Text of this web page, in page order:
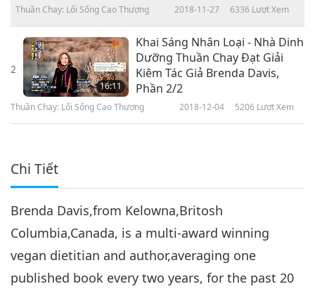
Thuần Chay: Lối Sống Cao Thượng 2018-11-27 6336 Lượt Xem
2
16:11
Khai Sáng Nhân Loại - Nhà Dinh
Dưỡng Thuần Chay Đạt Giải
Kiêm Tác Giả Brenda Davis,
Phần 2/2
Thuần Chay: Lối Sống Cao Thượng 2018-12-04 5206 Lượt Xem
Chi Tiết
Brenda Davis,from Kelowna,Britosh
Columbia,Canada, is a multi-award winning
vegan dietitian and author,averaging one
published book every two years, for the past 20